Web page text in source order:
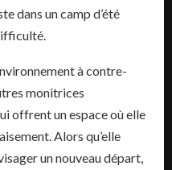
dans un camp d’été
à contre-
monitrices
offrent un espace où elle
Alors qu’elle
un nouveau départ,